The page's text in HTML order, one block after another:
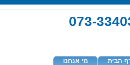
הבית מי אנחנו